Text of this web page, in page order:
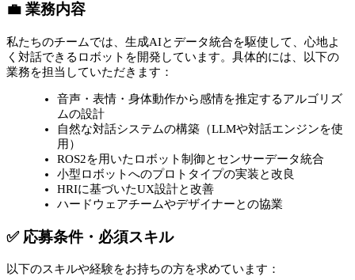
💼 業務内容
私たちのチームでは、生成AIとデータ統合を駆使して、心地よ
く対話できるロボットを開発しています。具体的には、以下の
業務を担当していただきます：
音声・表情・身体動作から感情を推定するアルゴリズ
ムの設計
自然な対話システムの構築（LLMや対話エンジンを使
用）
ROS2を用いたロボット制御とセンサーデータ統合
小型ロボットへのプロトタイプの実装と改良
HRIに基づいたUX設計と改善
ハードウェアチームやデザイナーとの協業
✅ 応募条件・必須スキル
以下のスキルや経験をお持ちの方を求めています：